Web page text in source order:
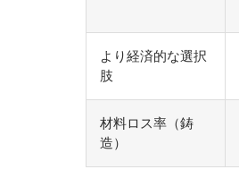
より経済的な選択
肢
材料ロス率（鋳
造）